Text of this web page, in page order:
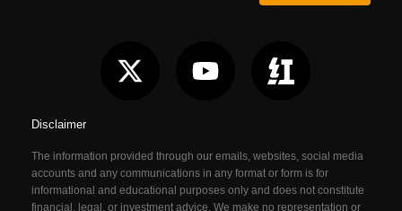
Disclaimer
The information provided through our emails, websites, social media
accounts and any communications in any format or form is for
informational and educational purposes only and does not constitute
financial, legal, or investment advice. We make no representation or